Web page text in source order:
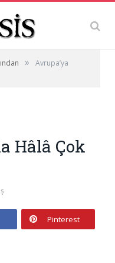
»
Avrupa’ya
Hâlâ Çok
Pinterest